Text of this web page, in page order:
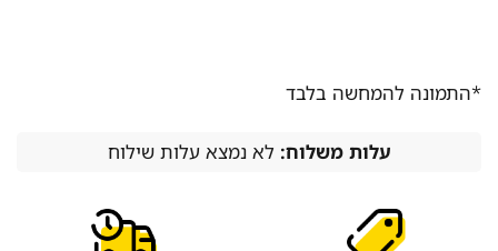
*התמונה להמחשה בלבד
עלות משלוח:לא נמצא עלות שילוח